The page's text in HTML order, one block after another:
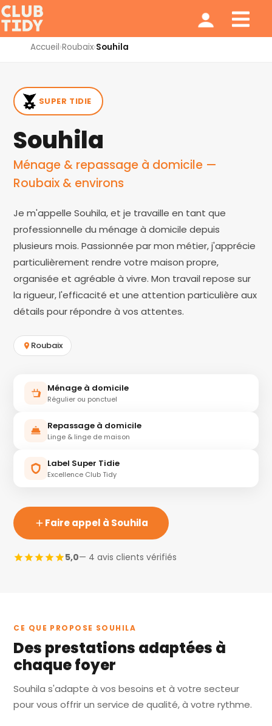
Accueil›Roubaix›Souhila
SUPER TIDIE
Souhila
Ménage & repassage à domicile —
Roubaix & environs
Je m'appelle Souhila, et je travaille en tant que
professionnelle du ménage à domicile depuis
plusieurs mois. Passionnée par mon métier, j'apprécie
particulièrement rendre votre maison propre,
organisée et agréable à vivre. Mon travail repose sur
la rigueur, l'efficacité et une attention particulière aux
détails pour répondre à vos attentes.
Roubaix
Ménage à domicile
Régulier ou ponctuel
Repassage à domicile
Linge & linge de maison
Label Super Tidie
Excellence Club Tidy
Faire appel à Souhila
5,0— 4 avis clients vérifiés
CE QUE PROPOSE SOUHILA
Des prestations adaptées à
chaque foyer
Souhila s'adapte à vos besoins et à votre secteur
pour vous offrir un service de qualité, à votre rythme.